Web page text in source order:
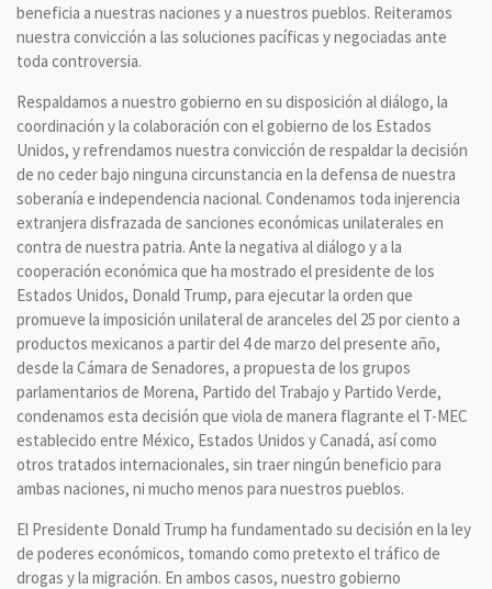
beneficia a nuestras naciones y a nuestros pueblos. Reiteramos
nuestra convicción a las soluciones pacíficas y negociadas ante
toda controversia.
Respaldamos a nuestro gobierno en su disposición al diálogo, la
coordinación y la colaboración con el gobierno de los Estados
Unidos, y refrendamos nuestra convicción de respaldar la decisión
de no ceder bajo ninguna circunstancia en la defensa de nuestra
soberanía e independencia nacional. Condenamos toda injerencia
extranjera disfrazada de sanciones económicas unilaterales en
contra de nuestra patria. Ante la negativa al diálogo y a la
cooperación económica que ha mostrado el presidente de los
Estados Unidos, Donald Trump, para ejecutar la orden que
promueve la imposición unilateral de aranceles del 25 por ciento a
productos mexicanos a partir del 4 de marzo del presente año,
desde la Cámara de Senadores, a propuesta de los grupos
parlamentarios de Morena, Partido del Trabajo y Partido Verde,
condenamos esta decisión que viola de manera flagrante el T-MEC
establecido entre México, Estados Unidos y Canadá, así como
otros tratados internacionales, sin traer ningún beneficio para
ambas naciones, ni mucho menos para nuestros pueblos.
El Presidente Donald Trump ha fundamentado su decisión en la ley
de poderes económicos, tomando como pretexto el tráfico de
drogas y la migración. En ambos casos, nuestro gobierno